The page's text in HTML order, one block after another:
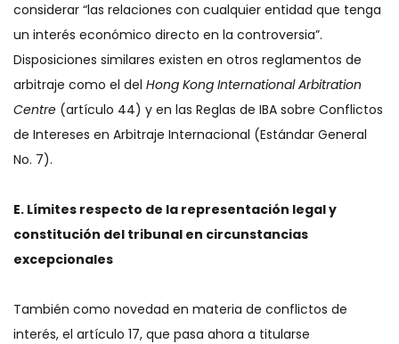
considerar “las relaciones con cualquier entidad que tenga
un interés económico directo en la controversia”.
Disposiciones similares existen en otros reglamentos de
arbitraje como el del Hong Kong International Arbitration
Centre (artículo 44) y en las Reglas de IBA sobre Conflictos
de Intereses en Arbitraje Internacional (Estándar General
No. 7).
E. Límites respecto de la representación legal y
constitución del tribunal en circunstancias
excepcionales
También como novedad en materia de conflictos de
interés, el artículo 17, que pasa ahora a titularse